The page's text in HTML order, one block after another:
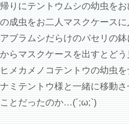
帰りにテントウムシの幼虫を
の成虫をお二人マスクケースに
アブラムシだらけのパセリの
からマスクケースを出すとどう
ヒメカメノコテントウの幼虫
ナミテントウ様と一緒に移動
ことだったのか…(´;ω;`)